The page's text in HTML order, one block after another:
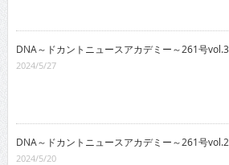
DNA～ドカントニュースアカデミー～261号vol.3
2024/5/27
DNA～ドカントニュースアカデミー～261号vol.2
2024/5/20